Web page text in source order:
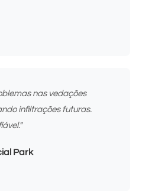
nas vedações
infiltrações futuras.
Park